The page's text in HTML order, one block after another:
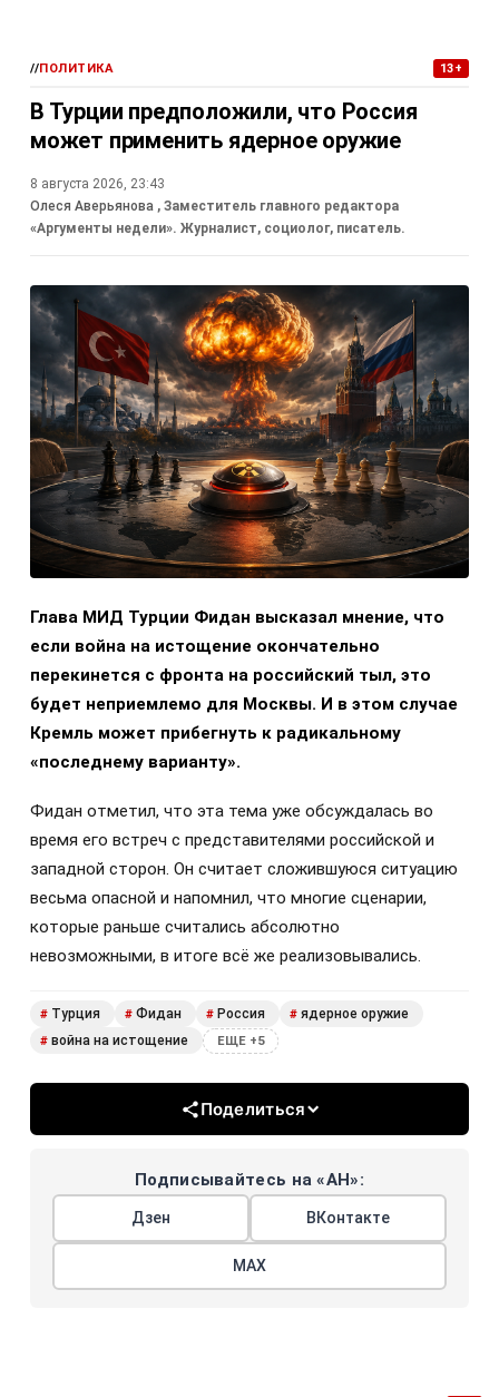
//ПОЛИТИКА 13+
В Турции предположили, что Россия
может применить ядерное оружие
8 августа 2026, 23:43
Олеся Аверьянова , Заместитель главного редактора
«Аргументы недели». Журналист, социолог, писатель.
Глава МИД Турции Фидан высказал мнение, что
если война на истощение окончательно
перекинется с фронта на российский тыл, это
будет неприемлемо для Москвы. И в этом случае
Кремль может прибегнуть к радикальному
«последнему варианту».
Фидан отметил, что эта тема уже обсуждалась во
время его встреч с представителями российской и
западной сторон. Он считает сложившуюся ситуацию
весьма опасной и напомнил, что многие сценарии,
которые раньше считались абсолютно
невозможными, в итоге всё же реализовывались.
# Турция # Фидан # Россия # ядерное оружие
# война на истощение ЕЩЕ +5
Поделиться
Подписывайтесь на «АН»:
Дзен ВКонтакте
МАХ